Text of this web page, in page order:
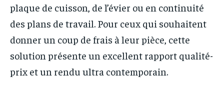
plaque de cuisson, de l’évier ou en continuité
des plans de travail. Pour ceux qui souhaitent
donner un coup de frais à leur pièce, cette
solution présente un excellent rapport qualité-
prix et un rendu ultra contemporain.